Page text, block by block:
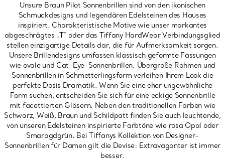
Unsure Braun Pilot Sonnenbrillen sind von den ikonischen
Schmuckdesigns und legendären Edelsteinen des Hauses
inspiriert. Charakteristische Motive wie unser markantes
abgeschrägtes „T“ oder das Tiffany HardWear Verbindungsglied
stellen einzigartige Details dar, die für Aufmerksamkeit sorgen.
Unsere Brillendesigns umfassen klassisch geformte Fassungen
wie ovale und Cat-Eye-Sonnenbrillen. Übergroße Rahmen und
Sonnenbrillen in Schmetterlingsform verleihen Ihrem Look die
perfekte Dosis Dramatik. Wenn Sie eine eher ungewöhnliche
Form suchen, entscheiden Sie sich für eine eckige Sonnenbrille
mit facettierten Gläsern. Neben den traditionellen Farben wie
Schwarz, Weiß, Braun und Schildpatt finden Sie auch leuchtende,
von unseren Edelsteinen inspirierte Farbtöne wie rosa Opal oder
Smaragdgrün. Bei Tiffanys Kollektion von Designer-
Sonnenbrillen für Damen gilt die Devise: Extravaganter ist immer
besser.